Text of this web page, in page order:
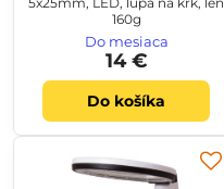
160g
Do mesiaca
14 €
Do košíka